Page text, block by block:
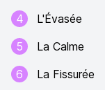
4
L'Évasée
5
La Calme
6
La Fissurée